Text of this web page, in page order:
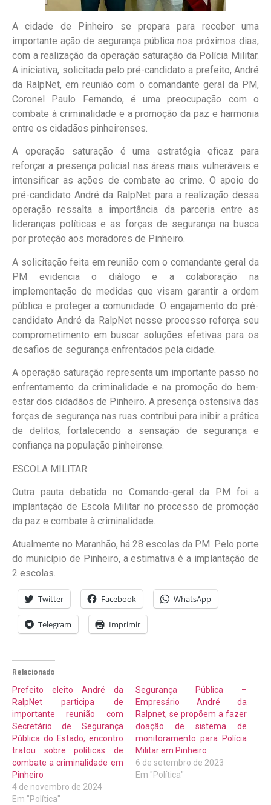
A cidade de Pinheiro se prepara para receber uma
importante ação de segurança pública nos próximos dias,
com a realização da operação saturação da Polícia Militar.
A iniciativa, solicitada pelo pré-candidato a prefeito, André
da RalpNet, em reunião com o comandante geral da PM,
Coronel Paulo Fernando, é uma preocupação com o
combate à criminalidade e a promoção da paz e harmonia
entre os cidadãos pinheirenses.
A operação saturação é uma estratégia eficaz para
reforçar a presença policial nas áreas mais vulneráveis e
intensificar as ações de combate ao crime. O apoio do
pré-candidato André da RalpNet para a realização dessa
operação ressalta a importância da parceria entre as
lideranças políticas e as forças de segurança na busca
por proteção aos moradores de Pinheiro.
A solicitação feita em reunião com o comandante geral da
PM evidencia o diálogo e a colaboração na
implementação de medidas que visam garantir a ordem
pública e proteger a comunidade. O engajamento do pré-
candidato André da RalpNet nesse processo reforça seu
comprometimento em buscar soluções efetivas para os
desafios de segurança enfrentados pela cidade.
A operação saturação representa um importante passo no
enfrentamento da criminalidade e na promoção do bem-
estar dos cidadãos de Pinheiro. A presença ostensiva das
forças de segurança nas ruas contribui para inibir a prática
de delitos, fortalecendo a sensação de segurança e
confiança na população pinheirense.
ESCOLA MILITAR
Outra pauta debatida no Comando-geral da PM foi a
implantação de Escola Militar no processo de promoção
da paz e combate à criminalidade.
Atualmente no Maranhão, há 28 escolas da PM. Pelo porte
do município de Pinheiro, a estimativa é a implantação de
2 escolas.
Twitter Facebook WhatsApp
Telegram Imprimir
Relacionado
Prefeito eleito André da
RalpNet participa de
importante reunião com
Secretário de Segurança
Pública do Estado; encontro
tratou sobre políticas de
combate a criminalidade em
Pinheiro
4 de novembro de 2024
Em "Política"
Segurança Pública –
Empresário André da
Ralpnet, se propõem a fazer
doação de sistema de
monitoramento para Polícia
Militar em Pinheiro
6 de setembro de 2023
Em "Política"